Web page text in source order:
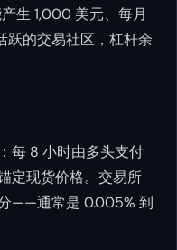
生 1,000 美元、每月
的交易社区，杠杆余
每 8 小时由多头支付
定现货价格。交易所
——通常是 0.005% 到